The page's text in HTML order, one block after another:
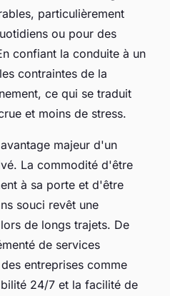
particulièrement
ou pour des
confiant la conduite à un
contraintes de la
ce qui se traduit
et moins de stress.
majeur d'un
La commodité d'être
à sa porte et d'être
souci revêt une
de longs trajets. De
de services
entreprises comme
24/7 et la facilité de